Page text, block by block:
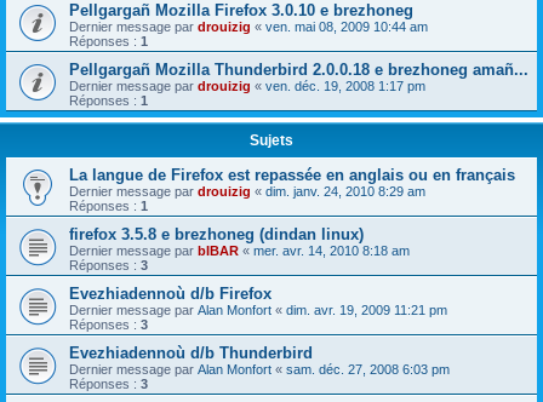
Pellgargañ Mozilla Firefox 3.0.10 e brezhoneg
Dernier message par drouizig « ven. mai 08, 2009 10:44 am
Réponses : 1
Pellgargañ Mozilla Thunderbird 2.0.0.18 e brezhoneg amañ...
Dernier message par drouizig « ven. déc. 19, 2008 1:17 pm
Réponses : 1
Sujets
La langue de Firefox est repassée en anglais ou en français
Dernier message par drouizig « dim. janv. 24, 2010 8:29 am
Réponses : 1
firefox 3.5.8 e brezhoneg (dindan linux)
Dernier message par bIBAR « mer. avr. 14, 2010 8:18 am
Réponses : 3
Evezhiadennoù d/b Firefox
Dernier message par Alan Monfort « dim. avr. 19, 2009 11:21 pm
Réponses : 3
Evezhiadennoù d/b Thunderbird
Dernier message par Alan Monfort « sam. déc. 27, 2008 6:03 pm
Réponses : 3